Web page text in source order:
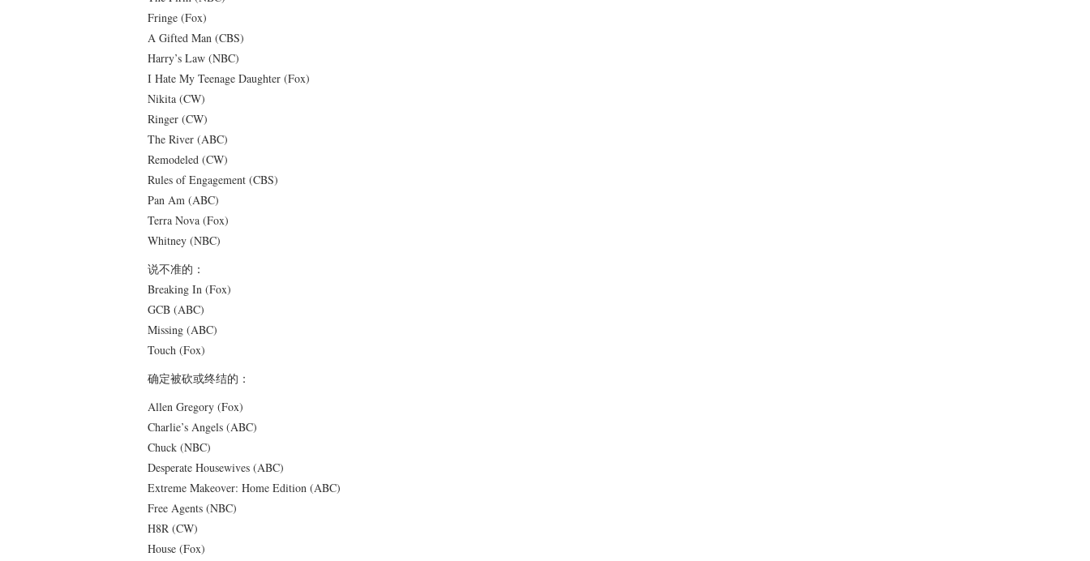
Fringe (Fox)
A Gifted Man (CBS)
Harry’s Law (NBC)
I Hate My Teenage Daughter (Fox)
Nikita (CW)
Ringer (CW)
The River (ABC)
Remodeled (CW)
Rules of Engagement (CBS)
Pan Am (ABC)
Terra Nova (Fox)
Whitney (NBC)
说不准的：
Breaking In (Fox)
GCB (ABC)
Missing (ABC)
Touch (Fox)
确定被砍或终结的：
Allen Gregory (Fox)
Charlie’s Angels (ABC)
Chuck (NBC)
Desperate Housewives (ABC)
Extreme Makeover: Home Edition (ABC)
Free Agents (NBC)
H8R (CW)
House (Fox)